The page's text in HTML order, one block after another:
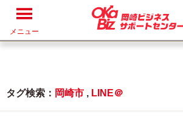
メニュー
タグ検索： 岡崎市 , LINE＠